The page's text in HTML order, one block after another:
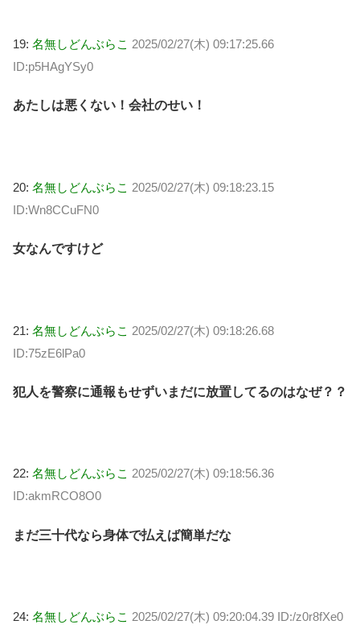
19: 名無しどんぶらこ 2025/02/27(木) 09:17:25.66
ID:p5HAgYSy0
あたしは悪くない！会社のせい！
20: 名無しどんぶらこ 2025/02/27(木) 09:18:23.15
ID:Wn8CCuFN0
女なんですけど
21: 名無しどんぶらこ 2025/02/27(木) 09:18:26.68
ID:75zE6lPa0
犯人を警察に通報もせずいまだに放置してるのはなぜ？？
22: 名無しどんぶらこ 2025/02/27(木) 09:18:56.36
ID:akmRCO8O0
まだ三十代なら身体で払えば簡単だな
24: 名無しどんぶらこ 2025/02/27(木) 09:20:04.39 ID:/z0r8fXe0